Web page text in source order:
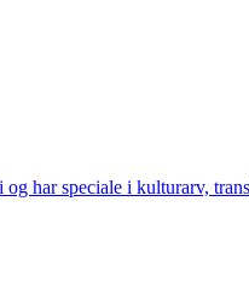
har speciale i kulturarv,